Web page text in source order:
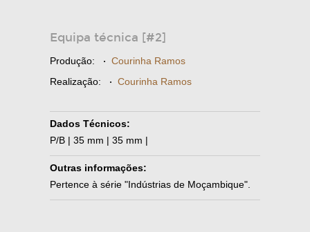
Equipa técnica [#2]
Produção: · Courinha Ramos
Realização: · Courinha Ramos
Dados Técnicos:
P/B | 35 mm | 35 mm |
Outras informações:
Pertence à série "Indústrias de Moçambique".